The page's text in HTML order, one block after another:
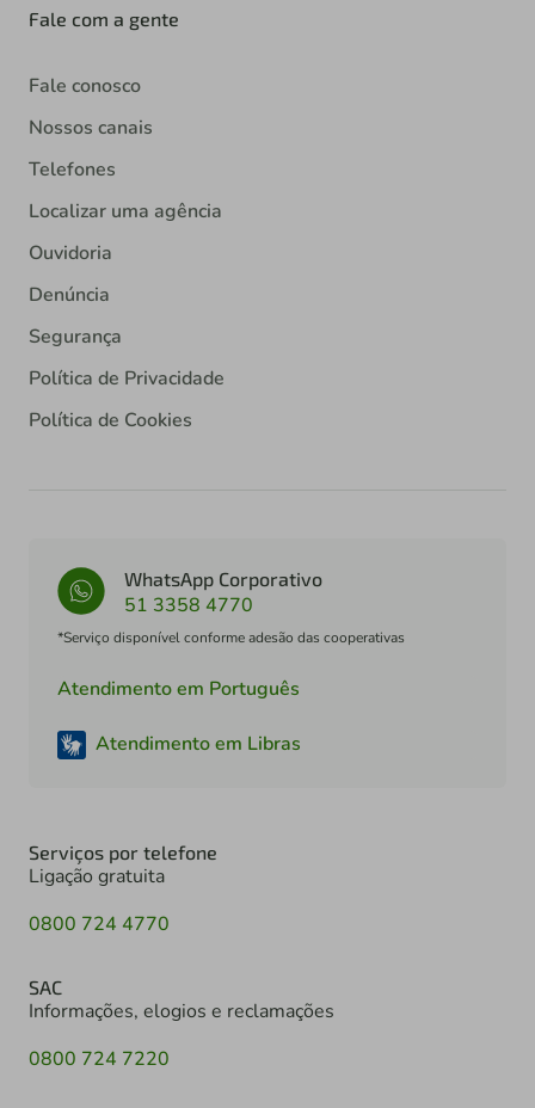
Fale com a gente
Fale conosco
Nossos canais
Telefones
Localizar uma agência
Ouvidoria
Denúncia
Segurança
Política de Privacidade
Política de Cookies
WhatsApp Corporativo
51 3358 4770
*Serviço disponível conforme adesão das cooperativas
Atendimento em Português
Atendimento em Libras
Serviços por telefone
Ligação gratuita
0800 724 4770
SAC
Informações, elogios e reclamações
0800 724 7220